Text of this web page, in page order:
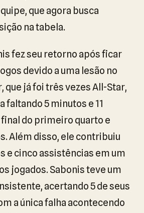
que agora busca
na tabela.
fez seu retorno após ficar
devido a uma lesão no
que já foi três vezes All-Star,
faltando 5 minutos e 11
do primeiro quarto e
Além disso, ele contribuiu
e cinco assistências em um
jogados. Sabonis teve um
acertando 5 de seus
a única falha acontecendo